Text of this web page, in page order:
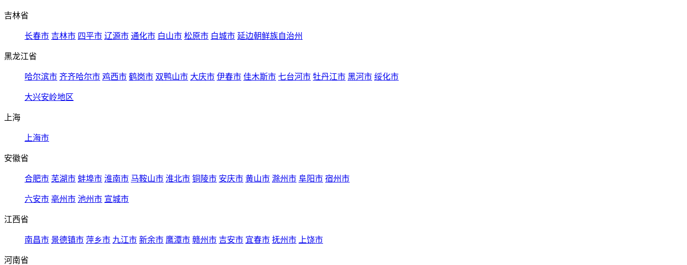
吉林省
长春市 吉林市 四平市 辽源市 通化市 白山市 松原市 白城市 延边朝鲜族自治州
黑龙江省
哈尔滨市 齐齐哈尔市 鸡西市 鹤岗市 双鸭山市 大庆市 伊春市 佳木斯市 七台河市 牡丹江市 黑河市 绥化市
大兴安岭地区
上海
上海市
安徽省
合肥市 芜湖市 蚌埠市 淮南市 马鞍山市 淮北市 铜陵市 安庆市 黄山市 滁州市 阜阳市 宿州市
六安市 亳州市 池州市 宣城市
江西省
南昌市 景德镇市 萍乡市 九江市 新余市 鹰潭市 赣州市 吉安市 宜春市 抚州市 上饶市
河南省